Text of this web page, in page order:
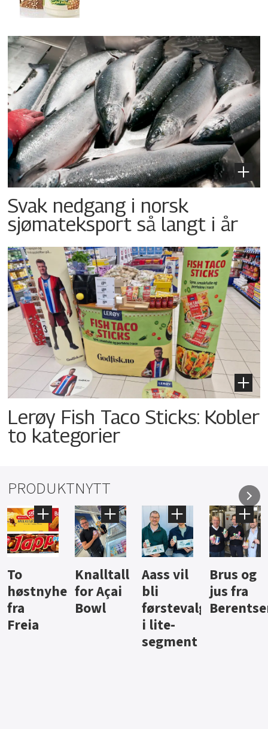
Svak nedgang i norsk
sjømateksport så langt i år
Lerøy Fish Taco Sticks: Kobler
to kategorier
PRODUKTNYTT
Knalltall
for Açai
Bowl
Aass vil
bli
førstevalg
Brus og
jus fra
Berentsen
Hard
iste fra
Hansa